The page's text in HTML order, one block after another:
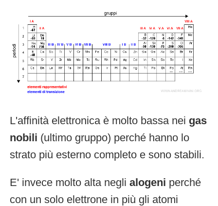
L'affinità elettronica è molto bassa nei gas
nobili (ultimo gruppo) perché hanno lo
strato più esterno completo e sono stabili.
E' invece molto alta negli alogeni perché
con un solo elettrone in più gli atomi